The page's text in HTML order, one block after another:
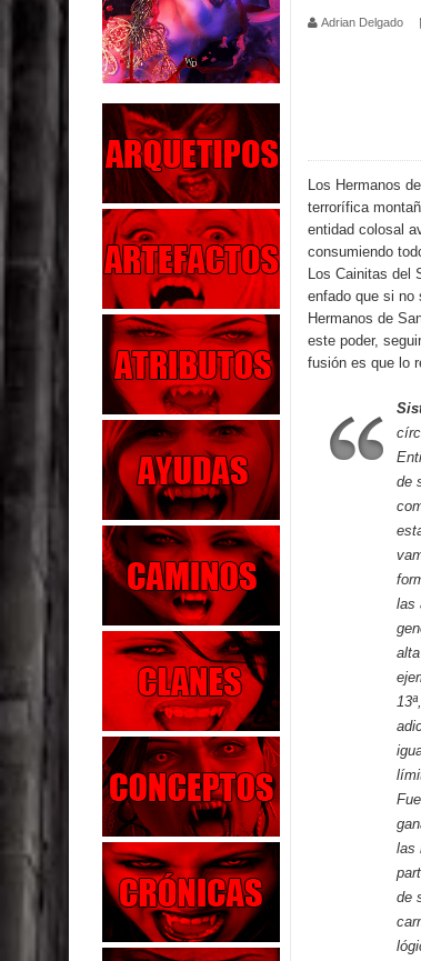
Parte 04: Oídos Sordos
Parte 03: La Traición
Parte 02: Vuelve el Hijo Prodigo
Parte 01: El Comienzo
Parte 01: El Enemigo Interior
Exaltados y Muertos Vivientes
Los Muertos se Levantan (Relato)
Los Monstruos más Buscados
Parte 09: Los Muertos Cuentan
Adrian Delgado
Los Hermanos
terrorífica
entidad colosal
consumiendo
Los Cainitas del
enfado que si no
Hermanos de
este poder,
fusión es que lo
de
las
las
de